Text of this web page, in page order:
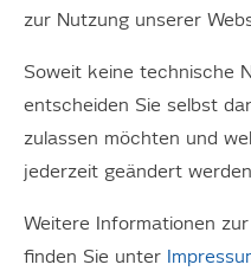
Aktuelle
Zur Zeit liegen uns
Sie haben
zur Nutzung unserer
Soweit keine technische
entscheiden Sie selbst
zulassen möchten und
jederzeit geändert
Weitere Informationen
finden Sie unter